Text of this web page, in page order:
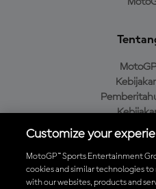
Kebijakan
Unduh Aplikasi
Customize your
MotoGP™ Sports Entertainment
cookies and similar technologies
with our websites, products and